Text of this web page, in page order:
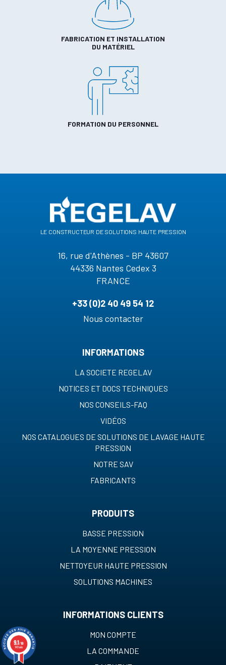
FABRICATION ET INSTALLATION
DU MATÉRIEL
FORMATION DU PERSONNEL
le constructeur de solutions haute pression
16, rue d'Athènes - BP 43607
44336 Nantes Cedex 3
FRANCE
+33 (0)2 40 49 54 12
Nous contacter
INFORMATIONS
LA SOCIETE REGELAV
NOTICES ET DOCS TECHNIQUES
NOS CONSEILS-FAQ
VIDÉOS
NOS CATALOGUES DE SOLUTIONS DE LAVAGE HAUTE
PRESSION
NOTRE SAV
FABRICANTS
PRODUITS
BASSE PRESSION
LA MOYENNE PRESSION
NETTOYEUR HAUTE PRESSION
SOLUTIONS MACHINES
INFORMATIONS CLIENTS
MON COMPTE
LA COMMANDE
9.1/10
149 avis